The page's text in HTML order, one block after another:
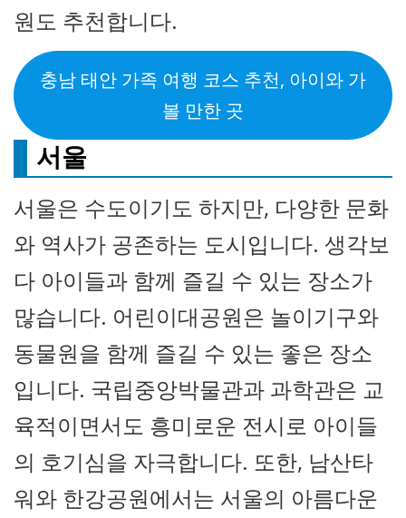
원도 추천합니다.
충남 태안 가족 여행 코스 추천, 아이와 가
볼 만한 곳
서울
서울은 수도이기도 하지만, 다양한 문화
와 역사가 공존하는 도시입니다. 생각보
다 아이들과 함께 즐길 수 있는 장소가
많습니다. 어린이대공원은 놀이기구와
동물원을 함께 즐길 수 있는 좋은 장소
입니다. 국립중앙박물관과 과학관은 교
육적이면서도 흥미로운 전시로 아이들
의 호기심을 자극합니다. 또한, 남산타
워와 한강공원에서는 서울의 아름다운